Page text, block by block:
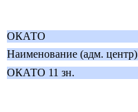
ОКАТО
Наименование (адм. центр)
ОКАТО 11 зн.